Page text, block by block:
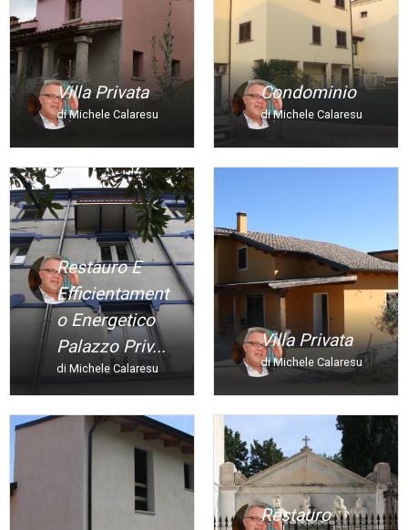
Villa Privata
di Michele Calaresu
Condominio
di Michele Calaresu
Restauro E
Efficientament
O Energetico
Palazzo Priv...
di Michele Calaresu
Villa Privata
di Michele Calaresu
Restauro